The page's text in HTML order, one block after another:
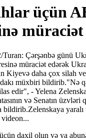
üçün
Çərşənbə günü
müraciət edərək
Kiyevə daha çox silah
müxbiri bildirib."Nə
edir", - Yelena
və Senatın üzvləri
bildirib.Zelenskaya
videon...
daxil olun və ya